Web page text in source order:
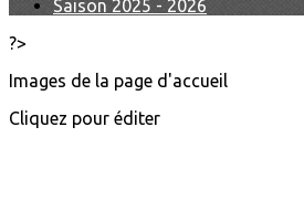
Saison 2025 - 2026
?>
Images de la page d'accueil
Cliquez pour éditer